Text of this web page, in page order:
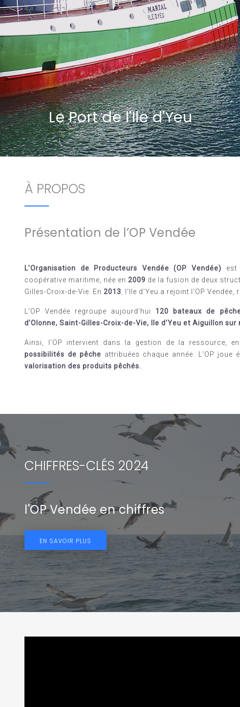
Le Port de l'Ile d'Yeu
À PROPOS
Présentation de l’OP Vendée
L’Organisation de Producteurs Vendée (OP Vendée)
est
coopérative maritime, née en 2009 de la fusion de deux
Gilles-Croix-de-Vie. En 2013 l'Ile d'Yeu a rejoint l'OP
L'OP Vendée regroupe aujourd’hui 120 bateaux de
d’Olonne, Saint-Gilles-Croix-de-Vie, Ile d’Yeu et Aiguillon sur
Ainsi, l’OP intervient dans la gestion de la ressource, en
possibilités de pêche attribuées chaque année. L'OP joue
valorisation des produits pêchés.
CHIFFRES-CLÉS 2024
l'OP Vendée en chiffres
EN SAVOIR PLUS